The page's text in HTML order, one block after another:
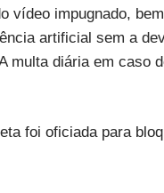
vídeo impugnado,
artificial sem a
multa diária em caso
foi oficiada para